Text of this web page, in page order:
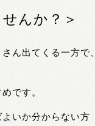
んか？＞
ん出てくる一方
です。
いか分からない方